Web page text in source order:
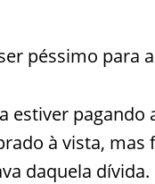
péssimo para
estiver pagando
à vista, mas
daquela dívida.